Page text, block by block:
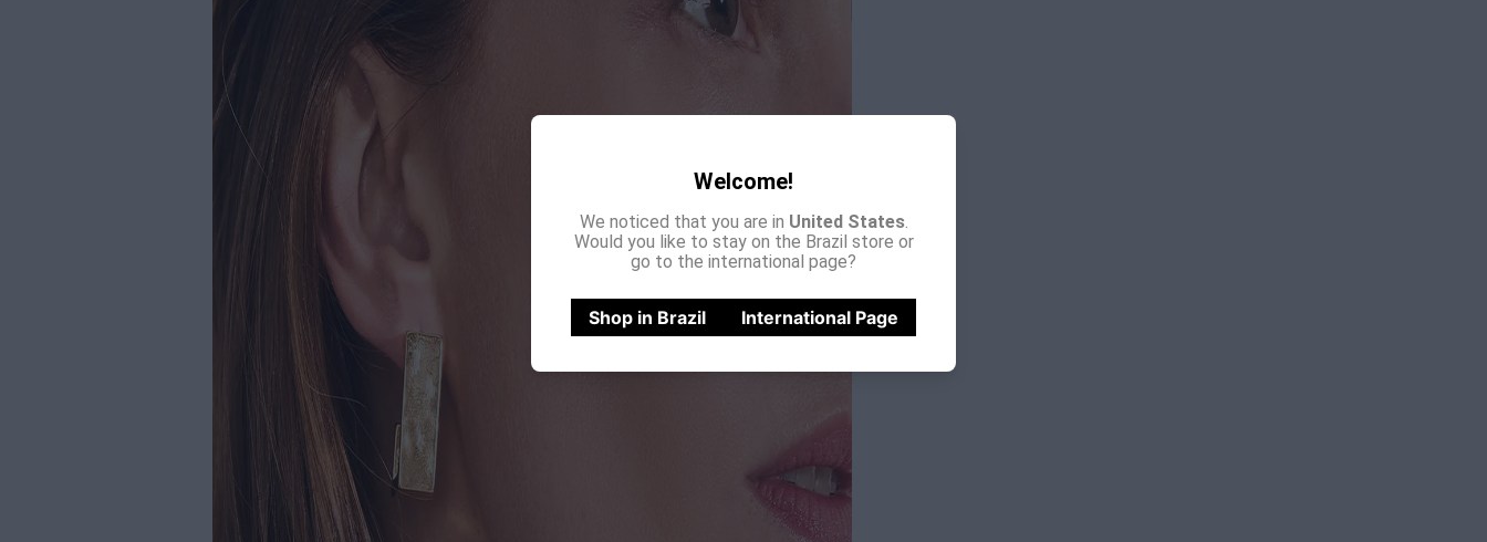
Welcome!
We noticed that you are in United States.
Would you like to stay on the Brazil store or
go to the international page?
Shop in Brazil International Page